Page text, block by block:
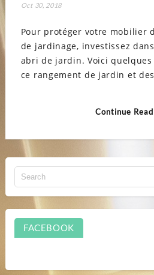
Oct 30, 2018
Pour protéger votre mobilier
de jardinage, investissez
abri de jardin. Voici quelques
ce rangement de jardin et
Continue
FACEBOOK